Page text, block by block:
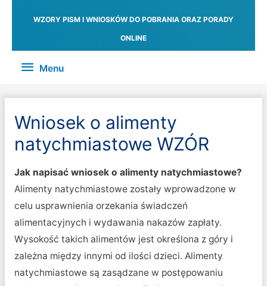
WZORY PISM I WNIOSKÓW DO POBRANIA ORAZ PORADY
ONLINE
Menu
Menu
Wniosek o alimenty
natychmiastowe WZÓR
Jak napisać wniosek o alimenty natychmiastowe?
Alimenty natychmiastowe zostały wprowadzone w
celu usprawnienia orzekania świadczeń
alimentacyjnych i wydawania nakazów zapłaty.
Wysokość takich alimentów jest określona z góry i
zależna między innymi od ilości dzieci. Alimenty
natychmiastowe są zasądzane w postępowaniu